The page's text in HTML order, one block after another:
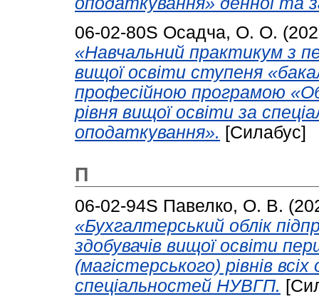
06-02-80S Осадча, О. О.
«Навчальний практикум з
вищої освіти ступеня
професійною програмою
рівня вищої освіти за
оподаткування». [Силабус]
П
06-02-94S Павелко, О. В.
«Бухгалтерський облік
здобувачів вищої освіти
(магістерського) рівнів
спеціальностей НУВГП.